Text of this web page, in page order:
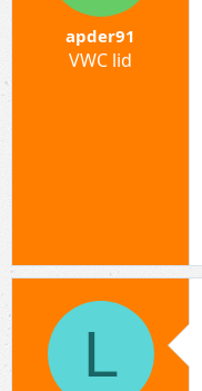
apder91
VWC lid
L